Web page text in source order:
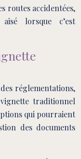
routes accidentées,
lorsque c’est
réglementations,
traditionnel
qui pourraient
des documents